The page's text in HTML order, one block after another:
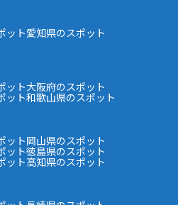
ット愛知県のスポット
ット大阪府のスポット
ット和歌山県のスポット
ット岡山県のスポット
ット徳島県のスポット
ット高知県のスポット